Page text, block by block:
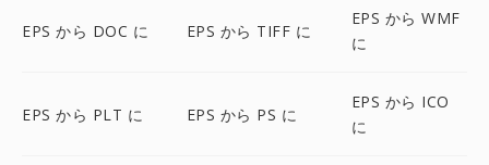
EPS から DOC に EPS から TIFF に
EPS から WMF
に
EPS から PLT に EPS から PS に
EPS から ICO
に